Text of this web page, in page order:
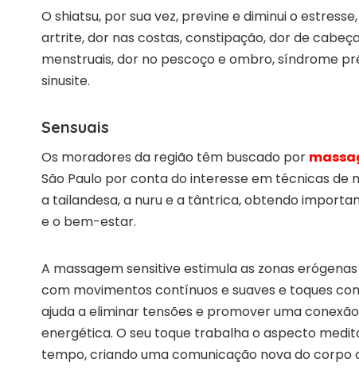
O shiatsu, por sua vez, previne e diminui o
artrite, dor nas costas, constipação, dor de
menstruais, dor no pescoço e ombro, síndrome
sinusite.
Sensuais
Os moradores da região têm buscado por
São Paulo por conta do interesse em técnicas de
a tailandesa, a nuru e a tântrica, obtendo
e o bem-estar.
A massagem sensitive estimula as zonas
com movimentos contínuos e suaves e toques
ajuda a eliminar tensões e promover uma
energética. O seu toque trabalha o aspecto
tempo, criando uma comunicação nova do corpo